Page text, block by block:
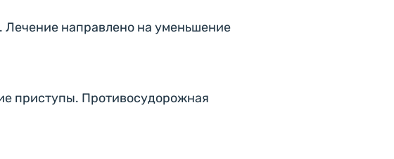
Лечение направлено на уменьшение
приступы. Противосудорожная